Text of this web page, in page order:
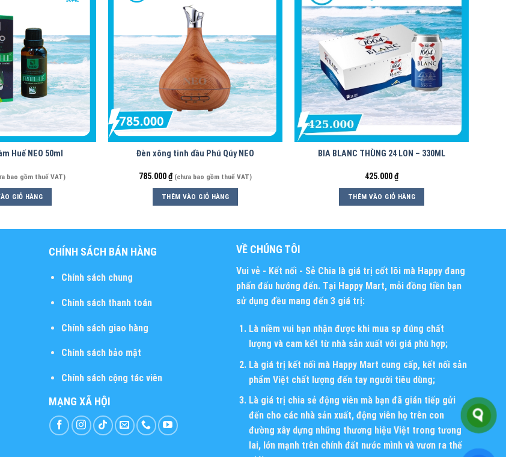
Huế NEO 50ml
bao gồm thuế VAT)
GIỎ HÀNG
Đèn xông tinh dầu Phú Qúy NEO
785.000₫ (chưa bao gồm thuế VAT)
THÊM VÀO GIỎ HÀNG
BIA BLANC THÙNG 24 LON – 330ML
425.000₫
THÊM VÀO GIỎ HÀNG
CHÍNH SÁCH BÁN HÀNG
Chính sách chung
Chính sách thanh toán
Chính sách giao hàng
Chính sách bảo mật
Chính sách cộng tác viên
MẠNG XÃ HỘI
VỀ CHÚNG TÔI
Vui vẻ - Kết nối - Sẻ Chia là giá trị cốt lõi mà Happy đang
phấn đấu hướng đến. Tại Happy Mart, mỗi đồng tiền bạn
sử dụng đều mang đến 3 giá trị:
Là niềm vui bạn nhận được khi mua sp đúng chất
lượng và cam kết từ nhà sản xuất với giá phù hợp;
Là giá trị kết nối mà Happy Mart cung cấp, kết nối sản
phẩm Việt chất lượng đến tay người tiêu dùng;
Là giá trị chia sẻ động viên mà bạn đã gián tiếp gửi
đến cho các nhà sản xuất, động viên họ trên con
đường xây dựng những thương hiệu Việt trong tương
lai, lớn mạnh trên chính đất nước mình và vươn ra thế